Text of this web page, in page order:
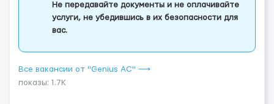
Не передавайте документы и не оплачивайте
услуги, не убедившись в их безопасности для
вас.
Все вакансии от "Genius AС" ⟶
показы: 1.7K